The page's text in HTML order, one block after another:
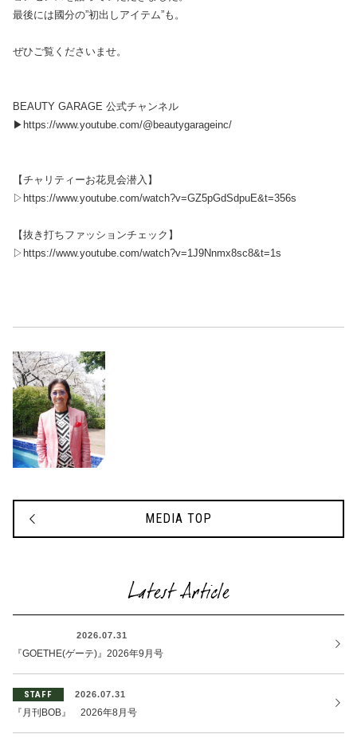
最後には國分の”初出しアイテム”も。
ぜひご覧くださいませ。
BEAUTY GARAGE 公式チャンネル
▶https://www.youtube.com/@beautygarageinc/
【チャリティーお花見会潜入】
▷https://www.youtube.com/watch?v=GZ5pGdSdpuE&t=356s
【抜き打ちファッションチェック】
▷https://www.youtube.com/watch?v=1J9Nnmx8sc8&t=1s
MEDIA TOP
Latest Article
2026.07.31
『GOETHE(ゲーテ)』2026年9月号
STAFF 2026.07.31
『月刊BOB』 2026年8月号